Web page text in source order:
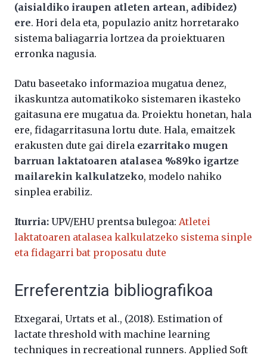
(aisialdiko iraupen atleten artean, adibidez)
ere. Hori dela eta, populazio anitz horretarako
sistema baliagarria lortzea da proiektuaren
erronka nagusia.
Datu baseetako informazioa mugatua denez,
ikaskuntza automatikoko sistemaren ikasteko
gaitasuna ere mugatua da. Proiektu honetan, hala
ere, fidagarritasuna lortu dute. Hala, emaitzek
erakusten dute gai direla ezarritako mugen
barruan laktatoaren atalasea %89ko igartze
mailarekin kalkulatzeko, modelo nahiko
sinplea erabiliz.
Iturria: UPV/EHU prentsa bulegoa: Atletei
laktatoaren atalasea kalkulatzeko sistema sinple
eta fidagarri bat proposatu dute
Erreferentzia bibliografikoa
Etxegarai, Urtats et al., (2018). Estimation of
lactate threshold with machine learning
techniques in recreational runners. Applied Soft